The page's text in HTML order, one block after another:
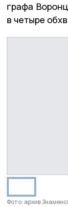
графа
в четыре
Фото: архив